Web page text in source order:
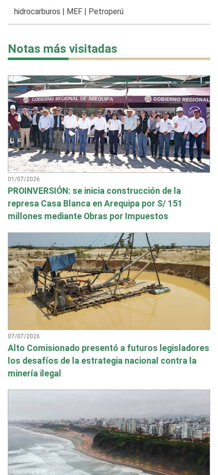
hidrocarburos
MEF| Petroperú
Notas más visitadas
01/07/2026
PROINVERSIÓN: se inicia construcción de la
represa Casa Blanca en Arequipa por S/ 151
millones mediante Obras por Impuestos
07/07/2026
Alto Comisionado presentó a futuros legisladores
los desafíos de la estrategia nacional contra la
minería ilegal